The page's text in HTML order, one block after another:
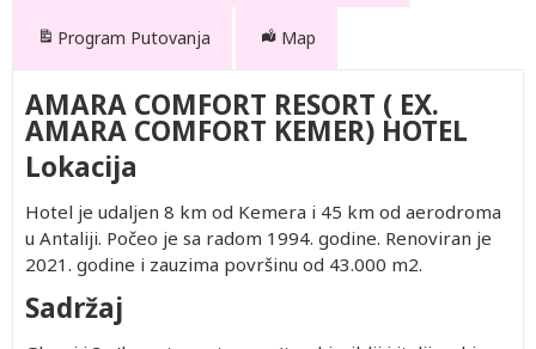
Program Putovanja Map
AMARA COMFORT RESORT ( EX.
AMARA COMFORT KEMER) HOTEL
Lokacija
Hotel je udaljen 8 km od Kemera i 45 km od aerodroma
u Antaliji. Počeo je sa radom 1994. godine. Renoviran je
2021. godine i zauzima površinu od 43.000 m2.
Sadržaj